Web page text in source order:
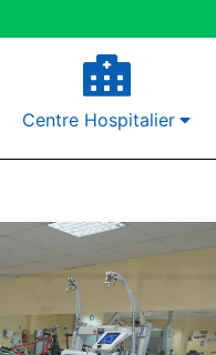
Centre Hospitalier